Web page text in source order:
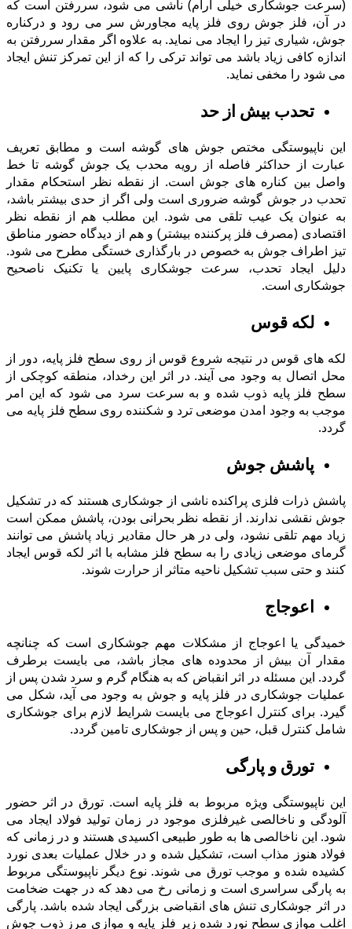
(سرعت جوشکاری خیلی آرام) ناشی می شود، سررفتن است که
در آن، فلز جوش روى فلز پایه مجاورش سر می رود و درکناره
جوش، شیارى تیز را ایجاد می نماید. به علاوه اگر مقدار سررفتن به
اندازه کافی زیاد باشد می تواند ترکی را که از این تمرکز تنش ایجاد
می شود را مخفی نماید.
تحدب بیش از حد
این ناپیوستگی مختص جوش های گوشه است و مطابق تعریف
عبارت از حداکثر فاصله از رویه محدب یک جوش گوشه تا خط
واصل بین کناره های جوش است. از نقطه نظر استحکام مقدار
تحدب در جوش گوشه ضروری است ولی اگر از حدی بیشتر باشد،
به عنوان یک عیب تلقی می شود. این مطلب هم از نقطه نظر
اقتصادی (مصرف فلز پرکننده بیشتر) و هم از دیدگاه حضور مناطق
تیز اطراف جوش به خصوص در بارگذارى خستگى مطرح می شود.
دلیل ایجاد تحدب، سرعت جوشکاری پایین یا تکنیک ناصحیح
جوشکاری است.
لکه قوس
لکه های قوس در نتیجه شروع قوس از روی سطح فلز پایه، دور از
محل اتصال به وجود می آیند. در اثر این رخداد، منطقه کوچکی از
سطح فلز پایه ذوب شده و به سرعت سرد می شود که این امر
موجب به وجود امدن موضعی ترد و شکننده روی سطح فلز پایه می
گردد.
پاشش جوش
پاشش ذرات فلزی پراکنده ناشی از جوشکاری هستند که در تشکیل
جوش نقشی ندارند. از نقطه نظر بحرانی بودن، پاشش ممکن است
زیاد مهم تلقی نشود، ولی در هر حال مقادیر زیاد پاشش می توانند
گرماى موضعی زیادی را به سطح فلز مشابه با اثر لکه قوس ایجاد
کنند و حتی سبب تشکیل ناحیه متاثر از حرارت شوند.
اعوجاج
خمیدگى یا اعوجاج از مشکلات مهم جوشکاری است که چنانچه
مقدار آن بیش از محدوده های مجاز باشد، می بایست برطرف
گردد. این مسئله در اثر انقباض که به هنگام گرم و سرد شدن پس از
عملیات جوشکاری در فلز پایه و جوش به وجود می آید، شکل می
گیرد. براى کنترل اعوجاج می بایست شرایط لازم براى جوشکاری
شامل کنترل قبل، حین و پس از جوشکاری تامین گردد.
تورق و پارگى
این ناپیوستگی ویژه مربوط به فلز پایه است. تورق در اثر حضور
آلودگى و ناخالصى غیرفلزی موجود در زمان تولید فولاد ایجاد می
شود. این ناخالصی ها به طور طبیعی اکسیدی هستند و در زمانی که
فولاد هنوز مذاب است، تشکیل شده و در خلال عملیات بعدى نورد
کشیده شده و موجب تورق می شوند. نوع دیگر ناپیوستگی مربوط
به پارگی سراسری است و زمانی رخ می دهد که در جهت ضخامت
در اثر جوشکارى تنش هاى انقباضى بزرگى ایجاد شده باشد. پارگی
اغلب موازى سطح نورد شده زیر فلز پایه و موازى مرز ذوب جوش